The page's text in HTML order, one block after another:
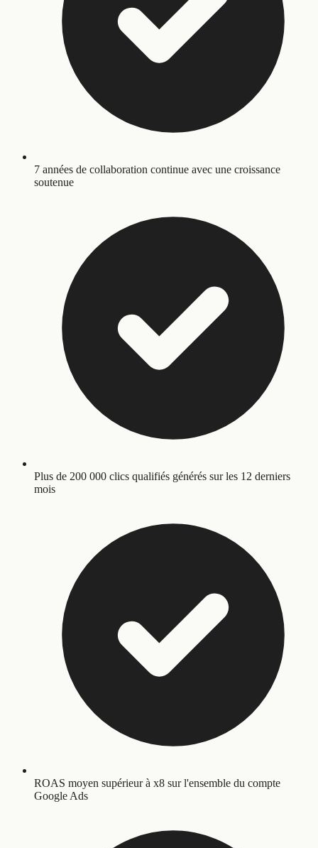
7 années de collaboration continue avec une croissance
soutenue
Plus de 200 000 clics qualifiés générés sur les 12 derniers
mois
ROAS moyen supérieur à x8 sur l'ensemble du compte
Google Ads